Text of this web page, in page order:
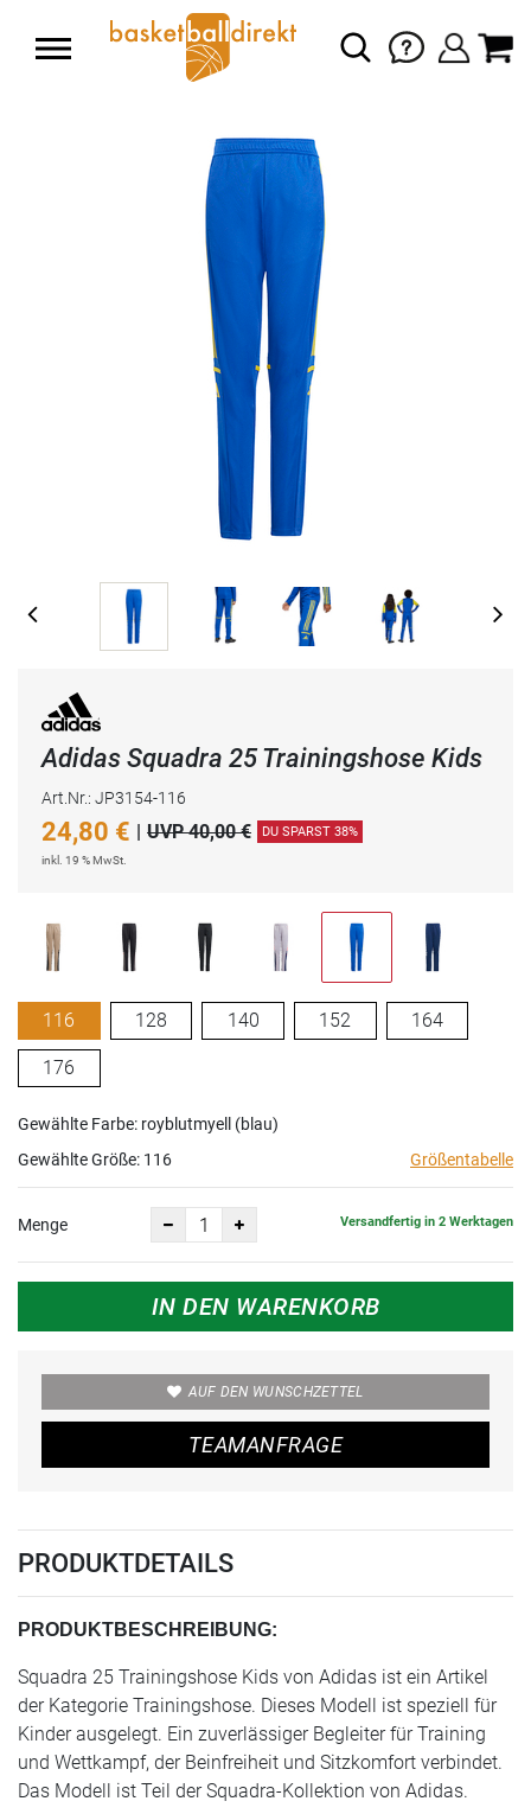
Adidas Squadra 25 Trainingshose Kids
Art.Nr.: JP3154-116
24,80 € | UVP 40,00 € DU SPARST 38%
inkl. 19 % MwSt.
116 128 140 152 164
176
Gewählte Farbe: royblutmyell (blau)
Gewählte Größe: 116 Größentabelle
Menge Versandfertig in 2 Werktagen
IN DEN WARENKORB
AUF DEN WUNSCHZETTEL
TEAMANFRAGE
PRODUKTDETAILS
PRODUKTBESCHREIBUNG:
Squadra 25 Trainingshose Kids von Adidas ist ein Artikel
der Kategorie Trainingshose. Dieses Modell ist speziell für
Kinder ausgelegt. Ein zuverlässiger Begleiter für Training
und Wettkampf, der Beinfreiheit und Sitzkomfort verbindet.
Das Modell ist Teil der Squadra-Kollektion von Adidas.